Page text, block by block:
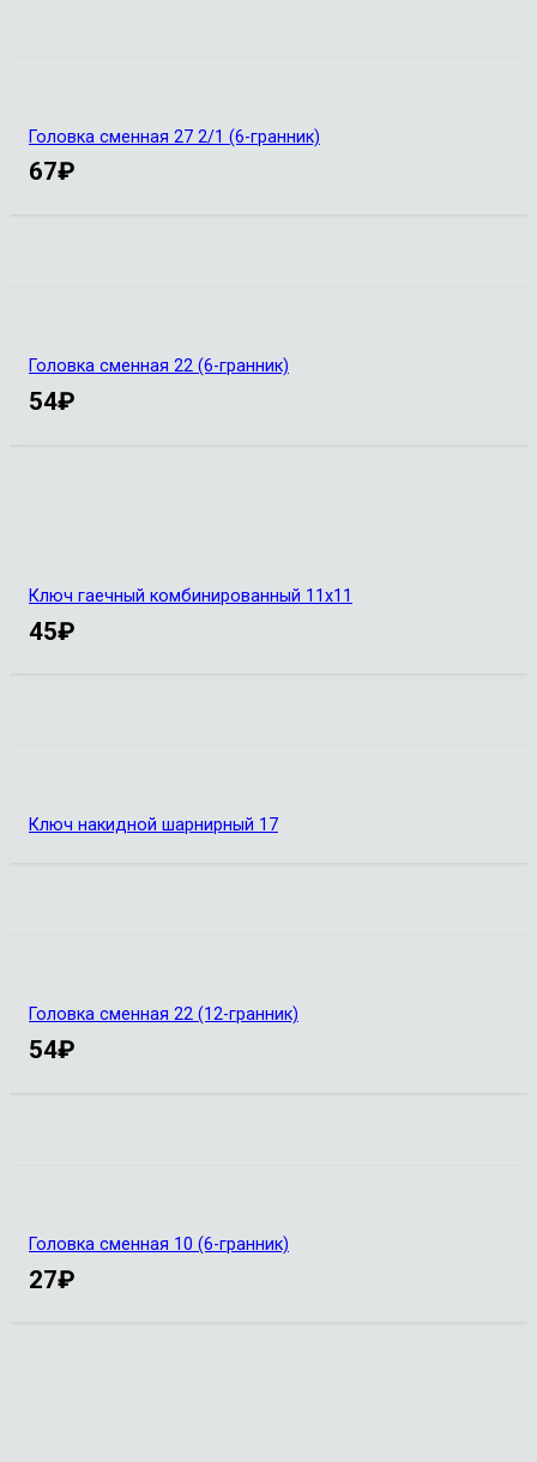
Головка сменная 27 2/1 (6-гранник)
67₽
Головка сменная 22 (6-гранник)
54₽
Ключ гаечный комбинированный 11х11
45₽
Ключ накидной шарнирный 17
Головка сменная 22 (12-гранник)
54₽
Головка сменная 10 (6-гранник)
27₽